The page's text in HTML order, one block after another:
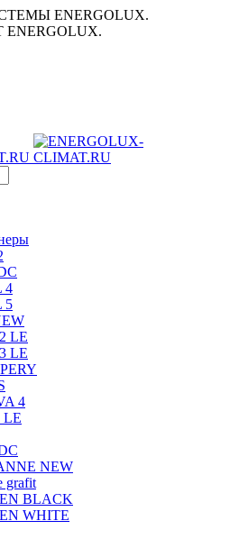
ENERGOLUX.
4
5
LE
LE
4
LE
NEW
grafit
BLACK
WHITE